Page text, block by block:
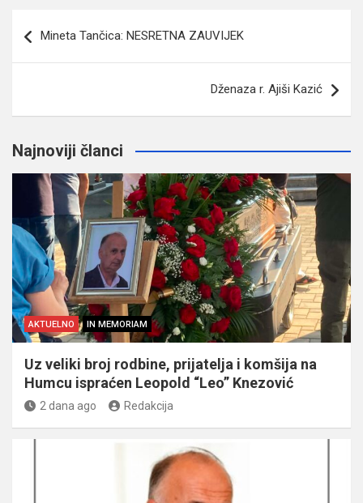
članaka
Mineta Tančica: NESRETNA ZAUVIJEK
Dženaza r. Ajiši Kazić
Najnoviji članci
AKTUELNO IN MEMORIAM
Uz veliki broj rodbine, prijatelja i komšija na
Humcu ispraćen Leopold “Leo” Knezović
2 dana ago Redakcija